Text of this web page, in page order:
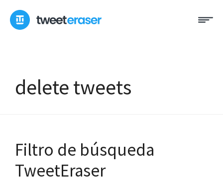
contenido
delete tweets
Filtro de búsqueda
TweetEraser